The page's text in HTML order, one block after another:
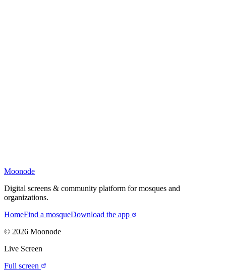
Moonode
Digital screens & community platform for mosques and
organizations.
HomeFind a mosqueDownload the app
© 2026 Moonode
Live Screen
Full screen